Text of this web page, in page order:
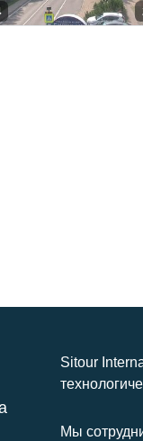
Sitour
Мы